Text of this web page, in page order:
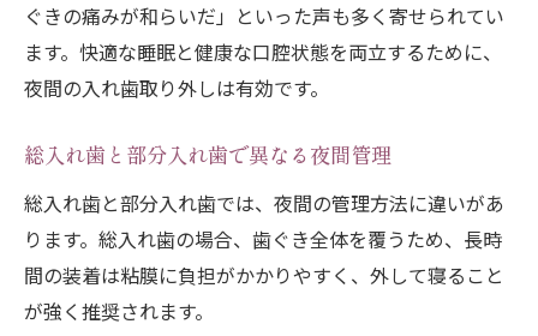
ぐきの痛みが和らいだ」といった声も多く寄せられてい
ます。快適な睡眠と健康な口腔状態を両立するために、
夜間の入れ歯取り外しは有効です。
総入れ歯と部分入れ歯で異なる夜間管理
総入れ歯と部分入れ歯では、夜間の管理方法に違いがあ
ります。総入れ歯の場合、歯ぐき全体を覆うため、長時
間の装着は粘膜に負担がかかりやすく、外して寝ること
が強く推奨されます。